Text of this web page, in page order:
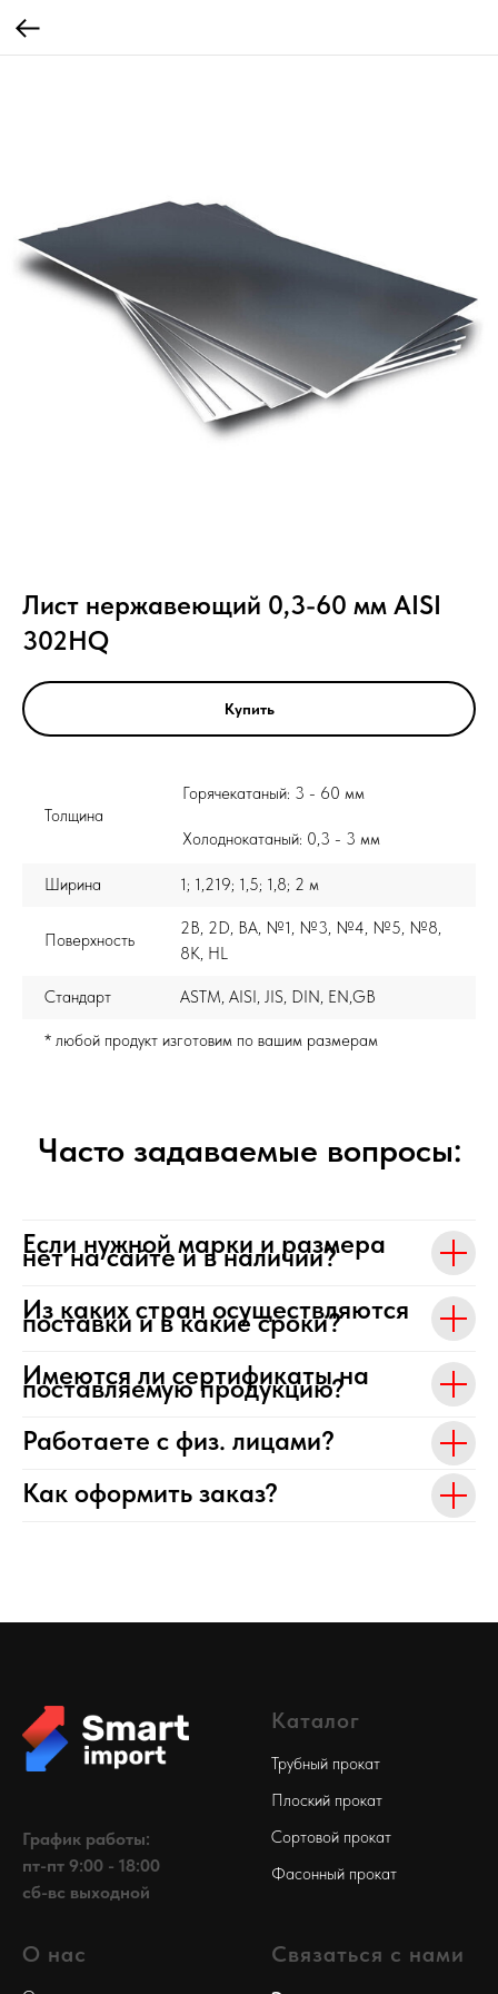
Лист нержавеющий 0,3-60 мм AISI
302HQ
Купить
Толщина
Горячекатаный: 3 - 60 мм
Холоднокатаный: 0,3 - 3 мм
Ширина 1; 1,219; 1,5; 1,8; 2 м
Поверхность
2B, 2D, BA, №1, №3, №4, №5, №8,
8K, HL
Стандарт ASTM, AISI, JIS, DIN, EN,GB
* любой продукт изготовим по вашим размерам
Часто задаваемые вопросы:
Если нужной марки и размера
нет на сайте и в наличии?
Из каких стран осуществляются
поставки и в какие сроки?
Имеются ли сертификаты на
поставляемую продукцию?
Работаете с физ. лицами?
Как оформить заказ?
График работы:
пт-пт 9:00 - 18:00
сб-вс выходной
Каталог
Трубный прокат
Плоский прокат
Сортовой прокат
Фасонный прокат
О нас Связаться с нами